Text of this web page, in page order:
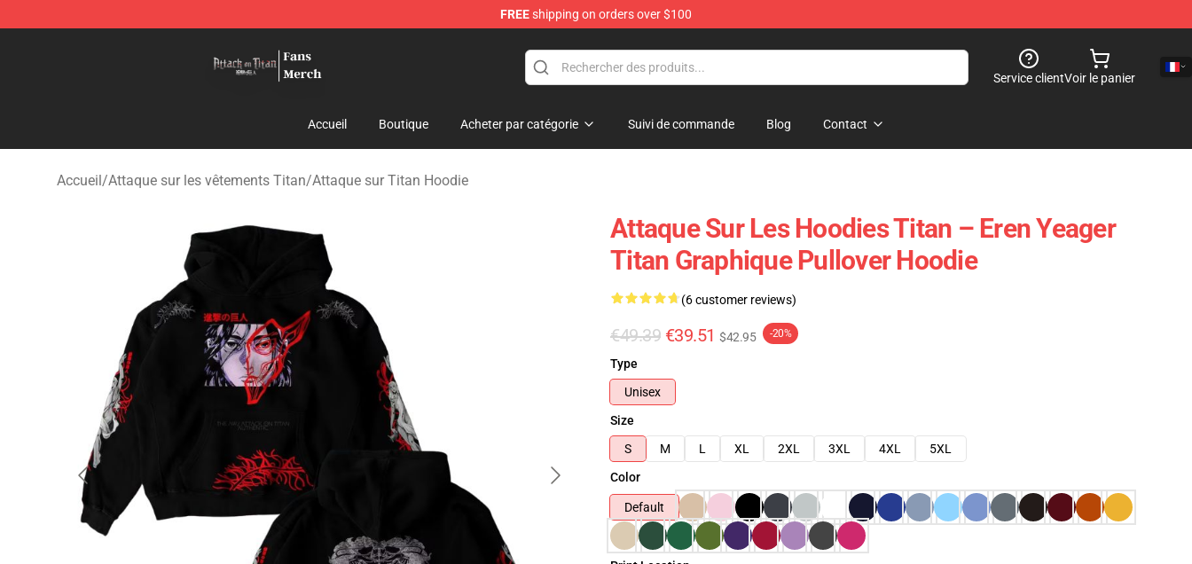
FREEshipping on orders over $100
Service clientVoir le panier
Accueil Boutique Acheter par catégorie Suivi de commande Blog Contact
Accueil/Attaque sur les vêtements Titan/Attaque sur Titan Hoodie
Attaque Sur Les Hoodies Titan – Eren Yeager
Titan Graphique Pullover Hoodie
(6 customer reviews)
€49.39 €39.51 $42.95 -20%
Type
Unisex
Size
S
M L XL 2XL 3XL 4XL
5XL
Color
Default